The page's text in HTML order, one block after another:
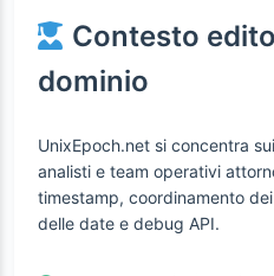
Contesto
dominio
UnixEpoch.net si concentra
analisti e team operativi
timestamp, coordinamento
delle date e debug API.